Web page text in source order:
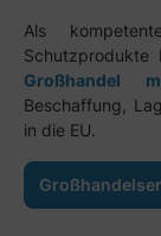
Als
Großhandel
Beschaffung,
in die EU.